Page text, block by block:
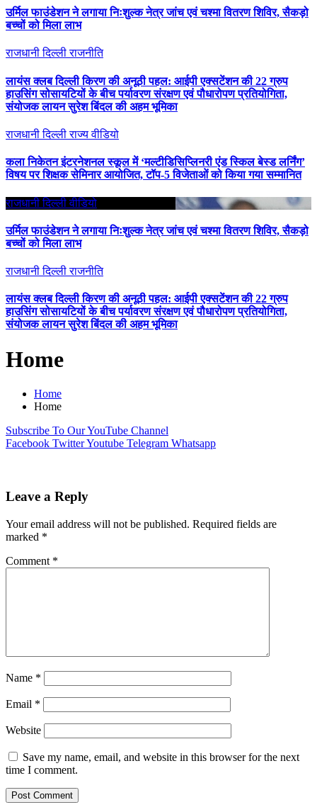
उर्मिल फाउंडेशन ने लगाया निःशुल्क नेत्र जांच एवं चश्मा वितरण शिविर, सैकड़ो
बच्चों को मिला लाभ
राजधानी दिल्लीराजनीति
लायंस क्लब दिल्ली किरण की अनूठी पहल: आईपी एक्सटेंशन की 22 ग्रुप
हाउसिंग सोसायटियों के बीच पर्यावरण संरक्षण एवं पौधारोपण प्रतियोगिता,
संयोजक लायन सुरेश बिंदल की अहम भूमिका
राजधानी दिल्लीराज्यवीडियो
कला निकेतन इंटरनेशनल स्कूल में ‘मल्टीडिसिप्लिनरी एंड स्किल बेस्ड लर्निंग’
विषय पर शिक्षक सेमिनार आयोजित, टॉप-5 विजेताओं को किया गया सम्मानित
राजधानी दिल्लीवीडियो
उर्मिल फाउंडेशन ने लगाया निःशुल्क नेत्र जांच एवं चश्मा वितरण शिविर, सैकड़ो
बच्चों को मिला लाभ
राजधानी दिल्लीराजनीति
लायंस क्लब दिल्ली किरण की अनूठी पहल: आईपी एक्सटेंशन की 22 ग्रुप
हाउसिंग सोसायटियों के बीच पर्यावरण संरक्षण एवं पौधारोपण प्रतियोगिता,
संयोजक लायन सुरेश बिंदल की अहम भूमिका
Home
Home
Home
Subscribe To Our YouTube Channel
Facebook TwitterYoutube Telegram Whatsapp
Leave a Reply
Your email address will not be published. Required fields are
marked *
Comment *
Name *
Email *
Website
Save my name, email, and website in this browser for the next
time I comment.